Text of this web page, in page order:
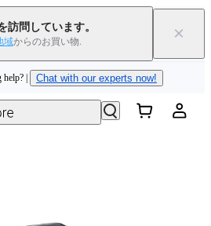
訪問しています。
域からのお買い物. ×
プ
、新規購入でキャッシュバックまたはクー
help? | Chat with our experts now!
Ultra｜ ｜送料無料